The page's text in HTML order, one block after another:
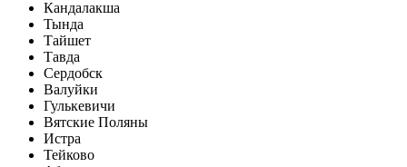
Кандалакша
Тында
Тайшет
Тавда
Сердобск
Валуйки
Гулькевичи
Вятские Поляны
Истра
Тейково